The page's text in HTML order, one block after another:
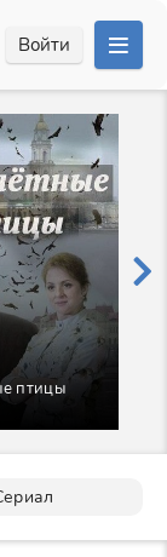
Войти
птицы